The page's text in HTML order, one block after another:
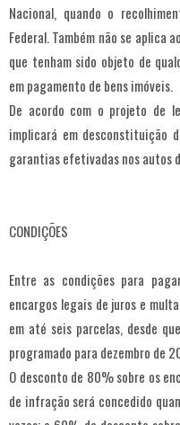
Nacional, quando o
Federal. Também não se aplica
que tenham sido objeto de
em pagamento de bens imóveis.
De acordo com o projeto de
implicará em desconstituição
garantias efetivadas nos autos
CONDIÇÕES
Entre as condições para
encargos legais de juros e
em até seis parcelas, desde
programado para dezembro de
O desconto de 80% sobre os
de infração será concedido